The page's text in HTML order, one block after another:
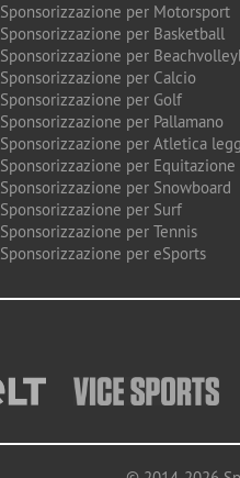
Sponsorizzazione per Motorsport
Sponsorizzazione per Basketball
Sponsorizzazione per
Sponsorizzazione per Calcio
Sponsorizzazione per Golf
Sponsorizzazione per Pallamano
Sponsorizzazione per Atletica
Sponsorizzazione per Equitazione
Sponsorizzazione per Snowboard
Sponsorizzazione per Surf
Sponsorizzazione per Tennis
Sponsorizzazione per eSports